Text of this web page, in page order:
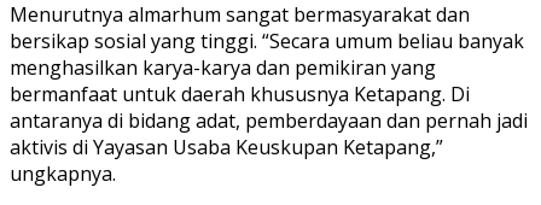
Menurutnya almarhum sangat bermasyarakat dan
bersikap sosial yang tinggi. “Secara umum beliau banyak
menghasilkan karya-karya dan pemikiran yang
bermanfaat untuk daerah khususnya Ketapang. Di
antaranya di bidang adat, pemberdayaan dan pernah jadi
aktivis di Yayasan Usaba Keuskupan Ketapang,”
ungkapnya.